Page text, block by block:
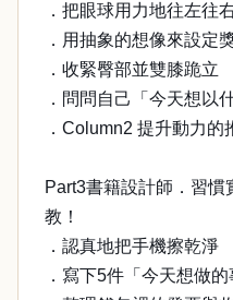
．把眼球用力地往左往
．用抽象的想像來設定
．收緊臀部並雙膝跪立
．問問自己「今天想以
．Column2 提升動力
Part3書籍設計師．習
教！
．認真地把手機擦乾淨
．寫下5件「今天想做的